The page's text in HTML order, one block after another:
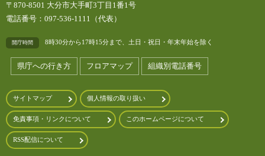
〒870-8501 大分市大手町3丁目1番1号
電話番号：097-536-1111（代表）
開庁時間 8時30分から17時15分まで、土日・祝日・年末年始を除く
県庁への行き方 フロアマップ 組織別電話番号
サイトマップ 個人情報の取り扱い
免責事項・リンクについて このホームページについて
RSS配信について